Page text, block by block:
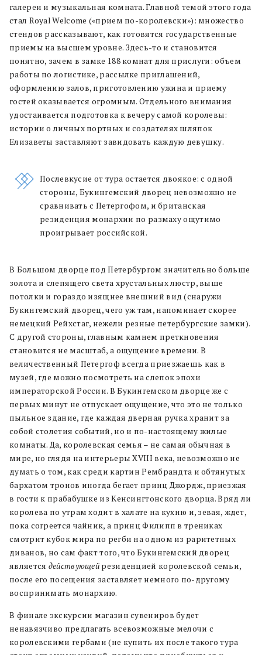
галереи и музыкальная комната. Главной темой этого года
стал Royal Welcome («прием по-королевски»): множество
стендов рассказывают, как готовятся государственные
приемы на высшем уровне. Здесь-то и становится
понятно, зачем в замке 188 комнат для прислуги: объем
работы по логистике, рассылке приглашений,
оформлению залов, приготовлению ужина и приему
гостей оказывается огромным. Отдельного внимания
удостаивается подготовка к вечеру самой королевы:
истории о личных портных и создателях шляпок
Елизаветы заставляют завидовать каждую девушку.
Послевкусие от тура остается двоякое: с одной
стороны, Букингемский дворец невозможно не
сравнивать с Петергофом, и британская
резиденция монархии по размаху ощутимо
проигрывает российской.
В Большом дворце под Петербургом значительно больше
золота и слепящего света хрустальных люстр, выше
потолки и гораздо изящнее внешний вид (снаружи
Букингемский дворец, чего уж там, напоминает скорее
немецкий Рейхстаг, нежели резные петербургские замки).
С другой стороны, главным камнем преткновения
становится не масштаб, а ощущение времени. В
величественный Петергоф всегда приезжаешь как в
музей, где можно посмотреть на слепок эпохи
императорской России. В Букингемском дворце же с
первых минут не отпускает ощущение, что это не только
пыльное здание, где каждая дверная ручка хранит за
собой столетия событий, но и по-настоящему жилые
комнаты. Да, королевская семья – не самая обычная в
мире, но глядя на интерьеры XVIII века, невозможно не
думать о том, как среди картин Рембрандта и обтянутых
бархатом тронов иногда бегает принц Джордж, приезжая
в гости к прабабушке из Кенсингтонского дворца. Вряд ли
королева по утрам ходит в халате на кухню и, зевая, ждет,
пока согреется чайник, а принц Филипп в трениках
смотрит кубок мира по регби на одном из раритетных
диванов, но сам факт того, что Букингемский дворец
является действующей резиденцией королевской семьи,
после его посещения заставляет немного по-другому
воспринимать монархию.
В финале экскурсии магазин сувениров будет
ненавязчиво предлагать всевозможные мелочи с
королевскими гербами (не купить их после такого тура